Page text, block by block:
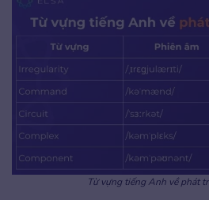
Từ vựng tiếng Anh về phát